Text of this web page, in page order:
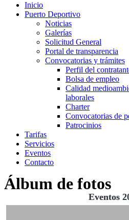
Inicio
Puerto Deportivo
Noticias
Galerías
Solicitud General
Portal de transparencia
Convocatorias y trámites
Perfil del
Bolsa de empleo
Calidad
laborales
Charter
Convocatorias de
Patrocinios
Tarifas
Servicios
Eventos
Contacto
Álbum de fotos
Eventos